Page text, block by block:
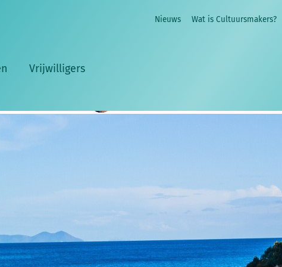
Vrijwilligers
Nieuws Wat is Cultuursmakers?
korting die je bij VAB krijgt maar liefst 15% (ipv 10%
aansluitingen! Bestel je een reisbijstandsverzekering